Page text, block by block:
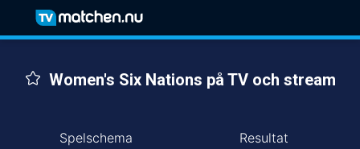
Women's Six Nations på TV och stream
Spelschema Resultat